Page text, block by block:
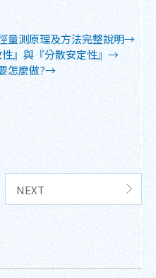
量測原理及方法完整說明→
性』與『分散安定性』→
怎麼做?→
NEXT